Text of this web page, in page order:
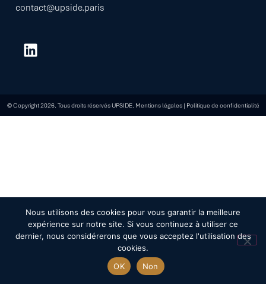
contact@upside.paris
© Copyright 2026. Tous droits réservés UPSIDE. Mentions légales| Politique de confidentialité
Nous utilisons des cookies pour vous garantir la meilleure
expérience sur notre site. Si vous continuez à utiliser ce
dernier, nous considérerons que vous acceptez l'utilisation des
cookies.
OK
Non